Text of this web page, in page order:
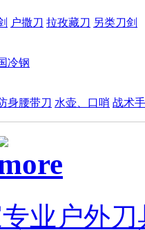
户撒刀 拉孜藏刀 另类刀剑
冷钢
身腰带刀 水壶、口哨 战术
业户外